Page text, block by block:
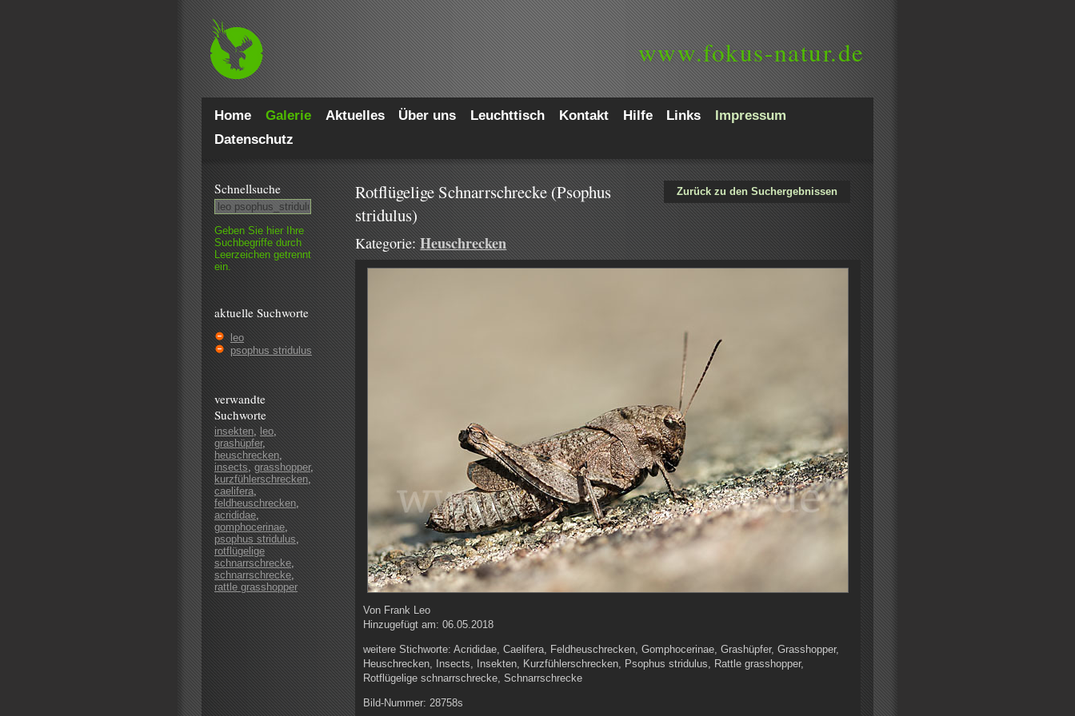
www.fokus-natur.de
Home Galerie Aktuelles Über uns Leuchttisch Kontakt Hilfe Links
Impressum
Datenschutz
Schnell­suche
Geben Sie hier Ihre
Such­begriffe durch
Leer­zeichen getrennt
ein.
aktuelle Suchworte
leo
psophus stridulus
verwandte
Suchworte
insekten, leo,
grashüpfer,
heuschrecken,
insects, grasshopper,
kurzfühlerschrecken,
caelifera,
feldheuschrecken,
acrididae,
gomphocerinae,
psophus stridulus,
rotflügelige
schnarrschrecke,
schnarrschrecke,
rattle grasshopper
Zurück zu den Suchergebnissen
Rotflügelige Schnarrschrecke (Psophus
stridulus)
Kategorie:Heuschrecken
Von Frank Leo
Hinzugefügt am:06.05.2018
weitere Stichworte:Acrididae, Caelifera, Feldheuschrecken, Gomphocerinae, Grashüpfer, Grasshopper,
Heuschrecken, Insects, Insekten, Kurzfühlerschrecken, Psophus stridulus, Rattle grasshopper,
Rotflügelige schnarrschrecke, Schnarrschrecke
Bild-Nummer:28758s